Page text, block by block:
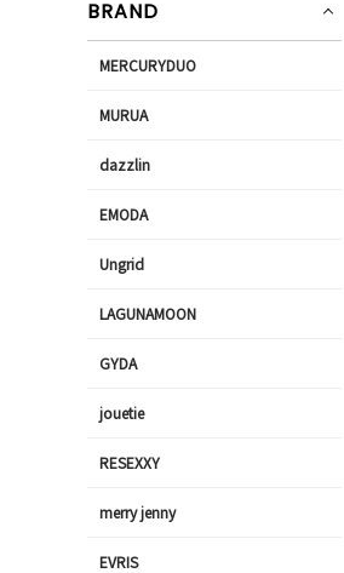
BRAND
MERCURYDUO
MURUA
dazzlin
EMODA
Ungrid
LAGUNAMOON
GYDA
jouetie
RESEXXY
merry jenny
EVRIS